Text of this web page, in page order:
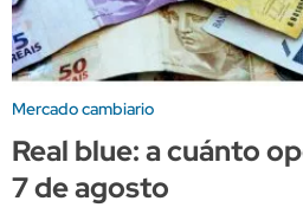
Mercado cambiario
Real blue: a cuánto
7 de agosto